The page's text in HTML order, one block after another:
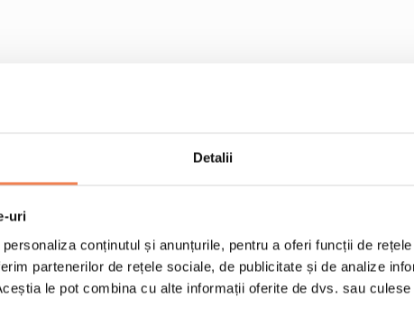
Detalii
uri
conținutul și anunțurile, pentru a oferi funcții de
partenerilor de rețele sociale, de publicitate și de analize
le pot combina cu alte informații oferite de dvs. sau
le adaugi.
½ ardei verde
½ ardei iute
¼ legatura patrunjel